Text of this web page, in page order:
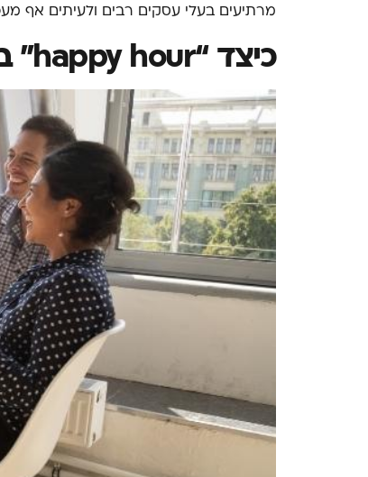
מרתיעים בעלי עסקים רבים ולעיתים אף
כיצד “happy hour” בריא משפיע על פרודוקטיביות ושביעות רצון עובדים